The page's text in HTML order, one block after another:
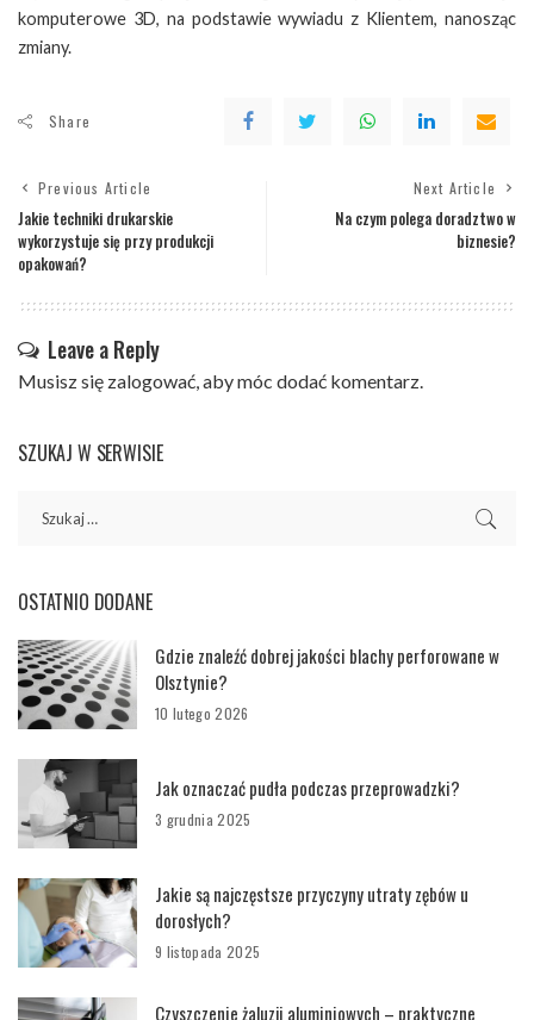
komputerowe 3D, na podstawie wywiadu z Klientem, nanosząc
zmiany.
Share
Previous Article
Jakie techniki drukarskie
wykorzystuje się przy produkcji
opakowań?
Next Article
Na czym polega doradztwo w
biznesie?
Leave a Reply
Musisz się zalogować, aby móc dodać komentarz.
SZUKAJ W SERWISIE
OSTATNIO DODANE
Gdzie znaleźć dobrej jakości blachy perforowane w
Olsztynie?
10 lutego 2026
Jak oznaczać pudła podczas przeprowadzki?
3 grudnia 2025
Jakie są najczęstsze przyczyny utraty zębów u
dorosłych?
9 listopada 2025
Czyszczenie żaluzji aluminiowych – praktyczne